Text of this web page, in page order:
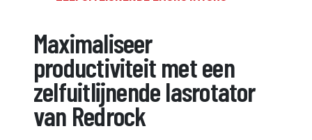
Maximaliseer
productiviteit met een
zelfuitlijnende lasrotator
van Redrock